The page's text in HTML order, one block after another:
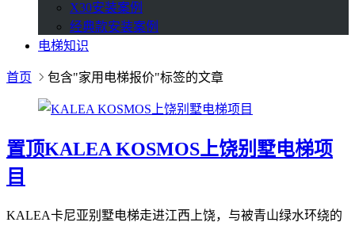
X30安装案例
经典款安装案例
电梯知识
首页 包含"家用电梯报价"标签的文章
置顶KALEA KOSMOS上饶别墅电梯项
目
KALEA卡尼亚别墅电梯走进江西上饶，与被青山绿水环绕的